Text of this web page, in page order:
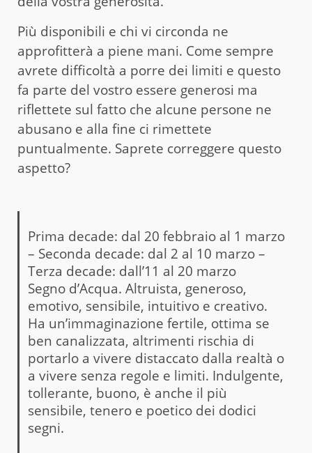
Più disponibili e chi vi circonda ne
approfitterà a piene mani. Come sempre
avrete difficoltà a porre dei limiti e questo
fa parte del vostro essere generosi ma
riflettete sul fatto che alcune persone ne
abusano e alla fine ci rimettete
puntualmente. Saprete correggere questo
aspetto?
Prima decade: dal 20 febbraio al 1 marzo
– Seconda decade: dal 2 al 10 marzo –
Terza decade: dall’11 al 20 marzo
Segno d’Acqua. Altruista, generoso,
emotivo, sensibile, intuitivo e creativo.
Ha un’immaginazione fertile, ottima se
ben canalizzata, altrimenti rischia di
portarlo a vivere distaccato dalla realtà o
a vivere senza regole e limiti. Indulgente,
tollerante, buono, è anche il più
sensibile, tenero e poetico dei dodici
segni.